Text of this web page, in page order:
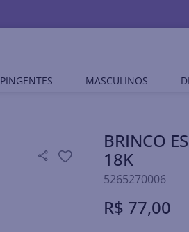
PINGENTES MASCULINOS
BRINCO
18K
5265270006
R$ 77,00